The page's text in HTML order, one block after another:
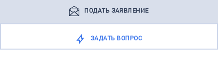
ПОДАТЬ ЗАЯВЛЕНИЕ
ЗАДАТЬ ВОПРОС